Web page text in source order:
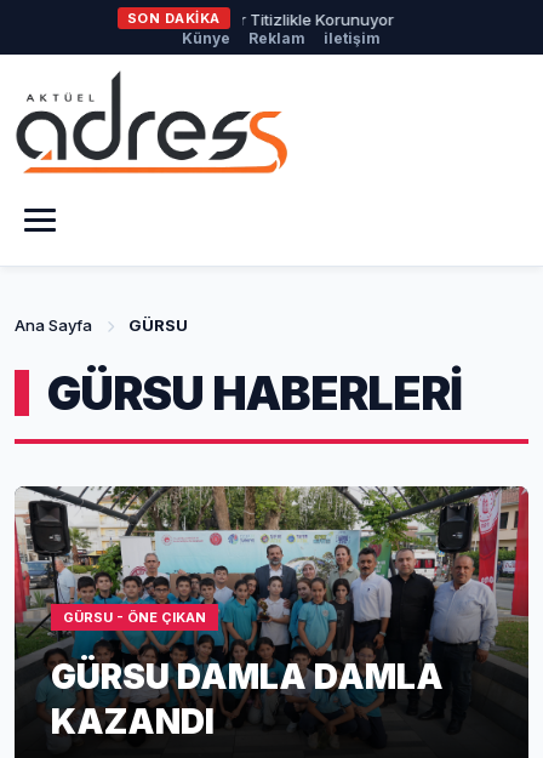
SON DAKİKA
Yeşil Alanlar Titizlikle Korunuyor Başkan Erkan Aydın,
Künye Reklam iletişim
Ana Sayfa GÜRSU
GÜRSU HABERLERİ
GÜRSU - ÖNE ÇIKAN
GÜRSU DAMLA DAMLA
KAZANDI